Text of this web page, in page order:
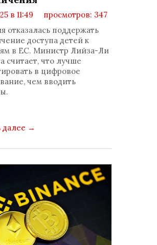
в 11:49
просмотров: 347
отказалась поддержать
доступа детей к
в ЕС. Министр Лийза-Ли
считает, что лучше
в цифровое
чем вводить
далее →